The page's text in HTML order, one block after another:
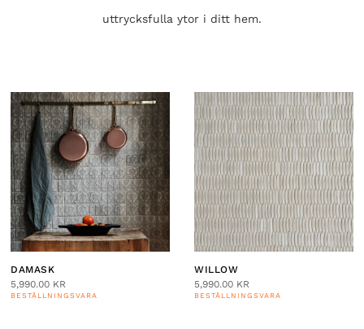
uttrycksfulla ytor i ditt hem.
DAMASK
5,990.00 KR
BESTÄLLNINGSVARA
WILLOW
5,990.00 KR
BESTÄLLNINGSVARA